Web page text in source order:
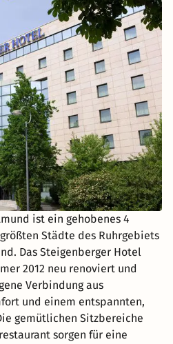
ist ein gehobenes 4
Städte des Ruhrgebiets
Das Steigenberger Hotel
2012 neu renoviert und
Verbindung aus
und einem entspannten,
gemütlichen Sitzbereiche
sorgen für eine